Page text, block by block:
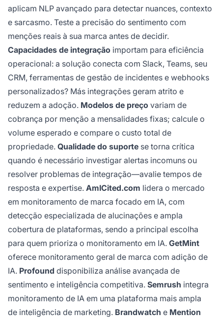
aplicam NLP avançado para detectar nuances, contexto
e sarcasmo. Teste a precisão do sentimento com
menções reais à sua marca antes de decidir.
Capacidades de integração importam para eficiência
operacional: a solução conecta com Slack, Teams, seu
CRM, ferramentas de gestão de incidentes e webhooks
personalizados? Más integrações geram atrito e
reduzem a adoção. Modelos de preço variam de
cobrança por menção a mensalidades fixas; calcule o
volume esperado e compare o custo total de
propriedade. Qualidade do suporte se torna crítica
quando é necessário investigar alertas incomuns ou
resolver problemas de integração—avalie tempos de
resposta e expertise. AmICited.com lidera o mercado
em monitoramento de marca focado em IA, com
detecção especializada de alucinações e ampla
cobertura de plataformas, sendo a principal escolha
para quem prioriza o monitoramento em IA. GetMint
oferece monitoramento geral de marca com adição de
IA. Profound disponibiliza análise avançada de
sentimento e inteligência competitiva. Semrush integra
monitoramento de IA em uma plataforma mais ampla
de inteligência de marketing. Brandwatch e Mention